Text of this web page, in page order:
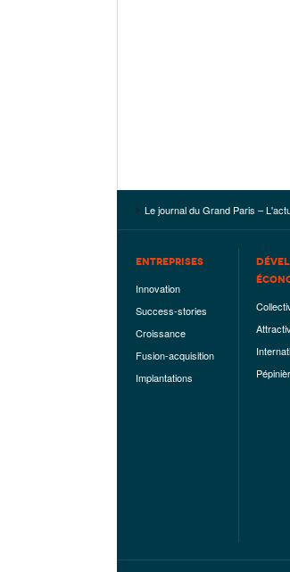
Le journal du Grand Paris –
ENTREPRISES
Innovation
Success-stories
Croissance
Fusion-acquisition
Implantations